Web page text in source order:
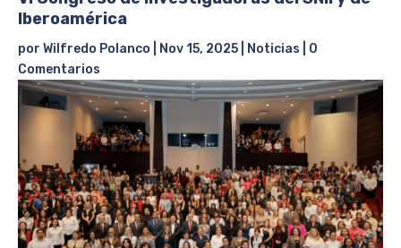
Iberoamérica
por Wilfredo Polanco Nov 15, 2025 Noticias
0
Comentarios